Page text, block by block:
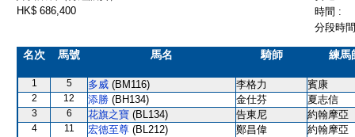
HK$ 686,400
時間 :
分段時
名次 馬號 馬名 騎師 練馬
1 5 多威 (BM116) 李格力 賓康
2 12 添勝 (BH134) 金仕芬 夏志信
3 6 花旗之寶 (BL134) 告東尼 約翰摩亞
4 11 宏德至尊 (BL212) 鄭昌偉 約翰摩亞